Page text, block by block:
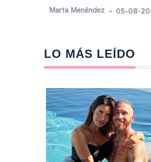
Marta Menéndez 05-08-
LO MÁS LEÍDO